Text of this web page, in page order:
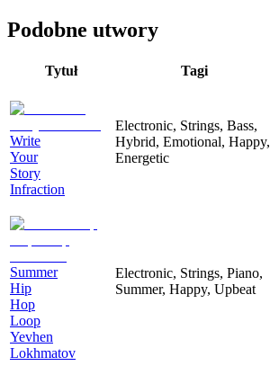
Podobne utwory
Tytuł Tagi
Write
Your
Story
Infraction
Electronic, Strings, Bass,
Hybrid, Emotional, Happy,
Energetic
Summer
Hip
Hop
Loop
Yevhen
Lokhmatov
Electronic, Strings, Piano,
Summer, Happy, Upbeat